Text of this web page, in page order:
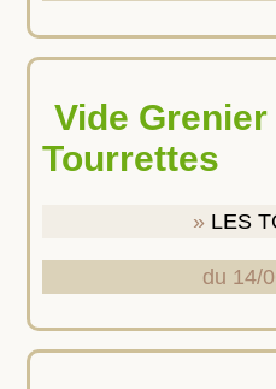
Vide Grenier aux
Tourrettes
LES
du 14/